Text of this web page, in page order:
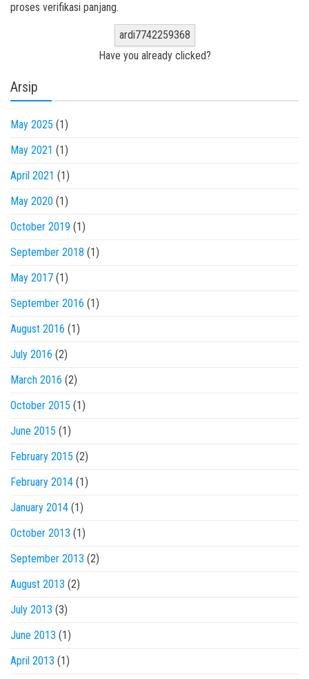
proses verifikasi panjang.
ardi7742259368
Have you already clicked?
Arsip
May 2025 (1)
May 2021 (1)
April 2021 (1)
May 2020 (1)
October 2019 (1)
September 2018 (1)
May 2017 (1)
September 2016 (1)
August 2016 (1)
July 2016 (2)
March 2016 (2)
October 2015 (1)
June 2015 (1)
February 2015 (2)
February 2014 (1)
January 2014 (1)
October 2013 (1)
September 2013 (2)
August 2013 (2)
July 2013 (3)
June 2013 (1)
April 2013 (1)